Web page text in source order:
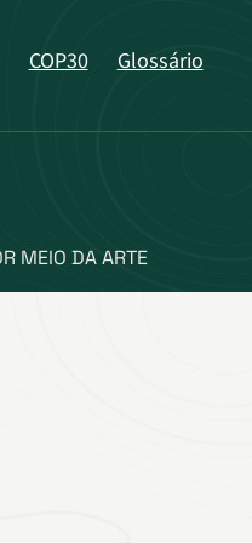
COP30 Glossário
MEIO DA ARTE